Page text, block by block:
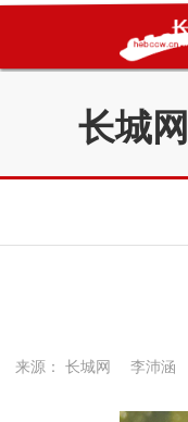
长城网
来源： 长城网 李沛涵